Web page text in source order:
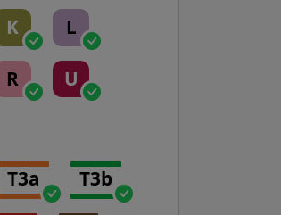
K L
R U
T3a T3b